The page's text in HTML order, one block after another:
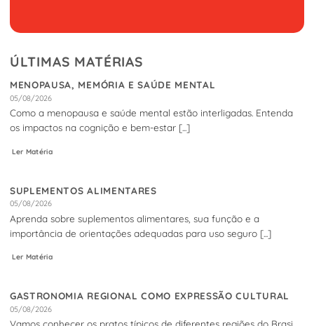
ÚLTIMAS MATÉRIAS
MENOPAUSA, MEMÓRIA E SAÚDE MENTAL
05/08/2026
Como a menopausa e saúde mental estão interligadas. Entenda
os impactos na cognição e bem-estar [...]
Ler Matéria
SUPLEMENTOS ALIMENTARES
05/08/2026
Aprenda sobre suplementos alimentares, sua função e a
importância de orientações adequadas para uso seguro [...]
Ler Matéria
GASTRONOMIA REGIONAL COMO EXPRESSÃO CULTURAL
05/08/2026
Vamos conhecer os pratos típicos de diferentes regiões do Brasi